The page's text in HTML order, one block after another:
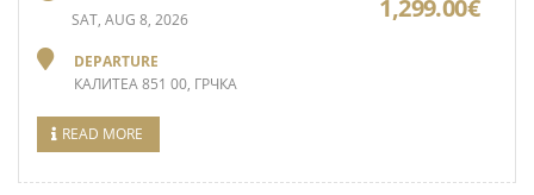
SAT, AUG 8, 2026
DEPARTURE
КАЛИТЕА 851 00, ГРЧКА
1,299.00€
READ MORE